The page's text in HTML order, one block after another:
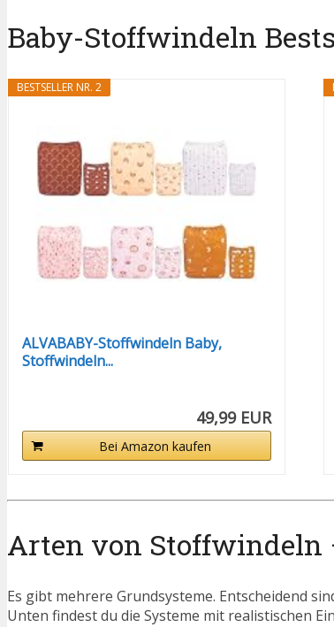
Baby-Stoffwindeln
BESTSELLER NR. 2
ALVABABY-Stoffwindeln Baby,
Stoffwindeln...
49,99 EUR
Bei Amazon kaufen
Arten von Stoffwindeln
Es gibt mehrere Grundsysteme. Entscheidend
Unten findest du die Systeme mit realistischen